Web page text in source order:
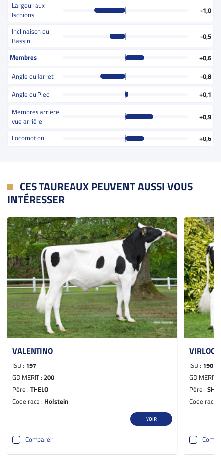
Largeur aux
Ischions
-1,0
Inclinaison du
Bassin
-0,5
Membres
+0,6
Angle du Jarret
-0,8
Angle du Pied
+0,1
Membres arrière
vue arrière
+0,9
Locomotion +0,6
CES TAUREAUX PEUVENT AUSSI VOUS
INTÉRESSER
VALENTINO
ISU : 197
GD MERIT : 200
Père : THELO
Code race : Holstein
VOIR
Comparer
ISU : 190
GD MERIT :
Père :
Code race